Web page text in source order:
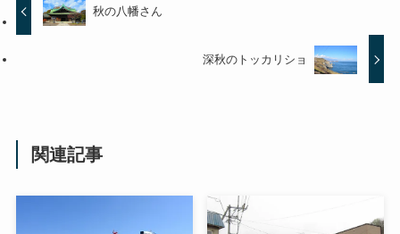
秋の八幡さん
深秋のトッカリショ
関連記事